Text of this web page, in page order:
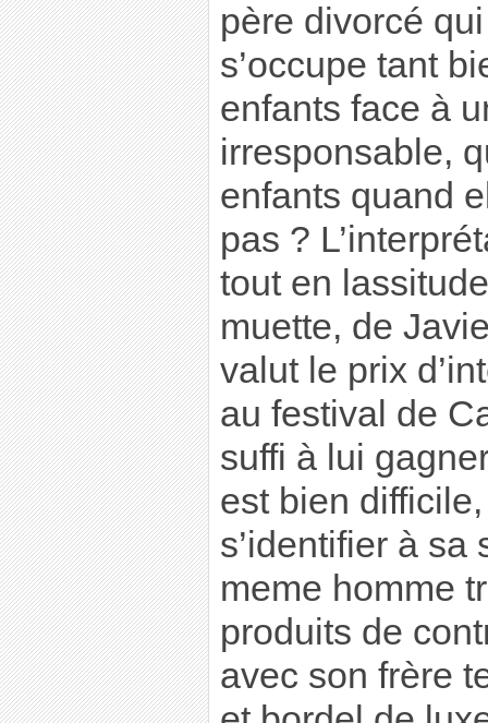
père divorcé
s’occupe tant
enfants face à
irresponsable,
enfants quand
pas ?
tout en
muette, de
valut le prix
au festival de
suffi à lui
est bien
s’identifier à sa
meme homme
produits de
avec son frère